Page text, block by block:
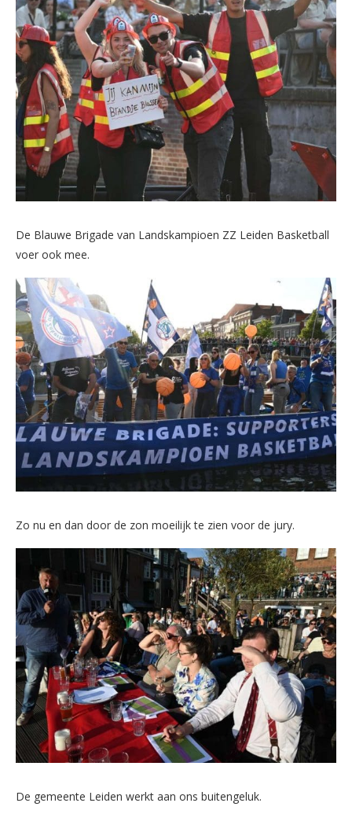
De Blauwe Brigade van Landskampioen ZZ Leiden Basketball
voer ook mee.
Zo nu en dan door de zon moeilijk te zien voor de jury.
De gemeente Leiden werkt aan ons buitengeluk.